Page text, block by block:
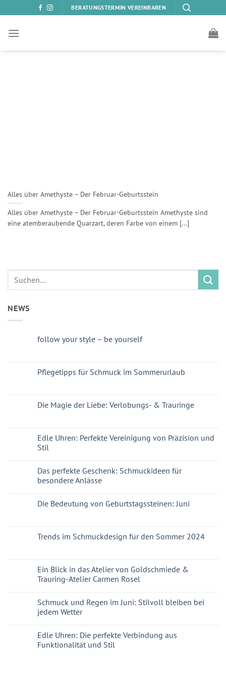
Inhalt
springen
BERATUNGSTERMIN VEREINBAREN
Alles über Amethyste – Der Februar-Geburtsstein
Alles über Amethyste – Der Februar-Geburtsstein Amethyste sind
eine atemberaubende Quarzart, deren Farbe von einem [...]
NEWS
follow your style – be yourself
Pflegetipps für Schmuck im Sommerurlaub
Die Magie der Liebe: Verlobungs- & Trauringe
Edle Uhren: Perfekte Vereinigung von Präzision und
Stil
Das perfekte Geschenk: Schmuckideen für
besondere Anlässe
Die Bedeutung von Geburtstagssteinen: Juni
Trends im Schmuckdesign für den Sommer 2024
Ein Blick in das Atelier von Goldschmiede &
Trauring-Atelier Carmen Rosel
Schmuck und Regen im Juni: Stilvoll bleiben bei
jedem Wetter
Edle Uhren: Die perfekte Verbindung aus
Funktionalität und Stil